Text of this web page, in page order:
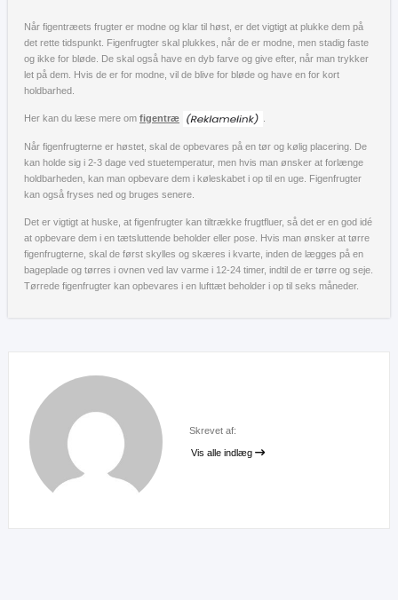
Når figentræets frugter er modne og klar til høst, er det vigtigt at plukke dem på
det rette tidspunkt. Figenfrugter skal plukkes, når de er modne, men stadig faste
og ikke for bløde. De skal også have en dyb farve og give efter, når man trykker
let på dem. Hvis de er for modne, vil de blive for bløde og have en for kort
holdbarhed.
Her kan du læse mere om figentræ
Når figenfrugterne er høstet, skal de opbevares på en tør og kølig placering. De
kan holde sig i 2-3 dage ved stuetemperatur, men hvis man ønsker at forlænge
holdbarheden, kan man opbevare dem i køleskabet i op til en uge. Figenfrugter
kan også fryses ned og bruges senere.
Det er vigtigt at huske, at figenfrugter kan tiltrække frugtfluer, så det er en god idé
at opbevare dem i en tætsluttende beholder eller pose. Hvis man ønsker at tørre
figenfrugterne, skal de først skylles og skæres i kvarte, inden de lægges på en
bageplade og tørres i ovnen ved lav varme i 12-24 timer, indtil de er tørre og seje.
Tørrede figenfrugter kan opbevares i en lufttæt beholder i op til seks måneder.
Skrevet af:
Vis alle indlæg